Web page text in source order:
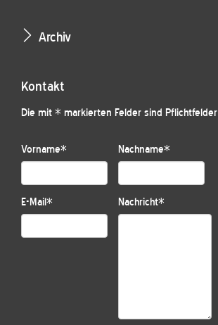
Archiv
Kontakt
Die mit * markierten Felder sind Pflichtfelder
Vorname* Nachname*
E-Mail* Nachricht*